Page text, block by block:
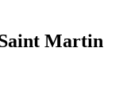
Martin